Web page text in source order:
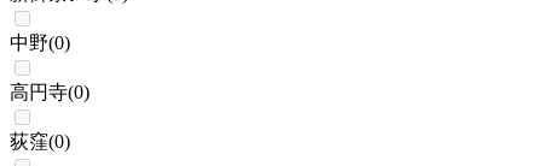
中野(0)
高円寺(0)
荻窪(0)